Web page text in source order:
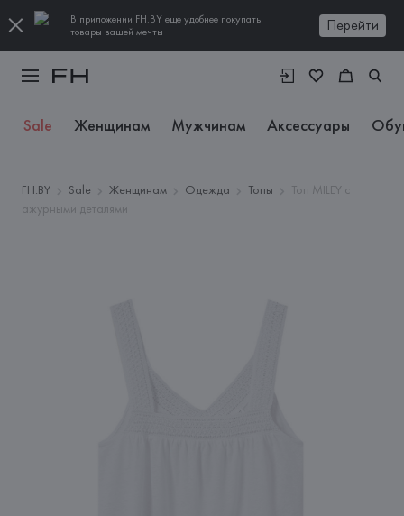
В приложении FH.BY еще удобнее покупать
товары вашей мечты
Перейти
Sale Женщинам Мужчинам Аксессуары
FH.BY Sale Женщинам Одежда Топы
Топ MILEY с
ажурными деталями